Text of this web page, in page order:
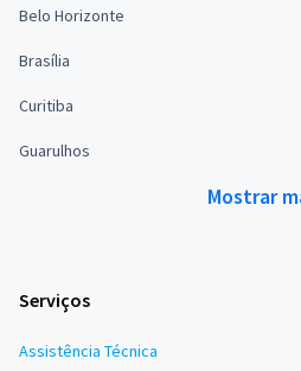
Belo Horizonte
Brasília
Curitiba
Guarulhos
Mostrar
Serviços
Assistência Técnica